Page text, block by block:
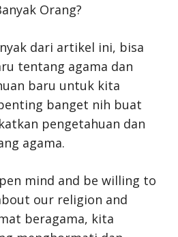
Orang?
dari artikel ini, bisa
tentang agama dan
baru untuk kita
banget nih buat
pengetahuan dan
agama.
mind and be willing to
our religion and
beragama, kita